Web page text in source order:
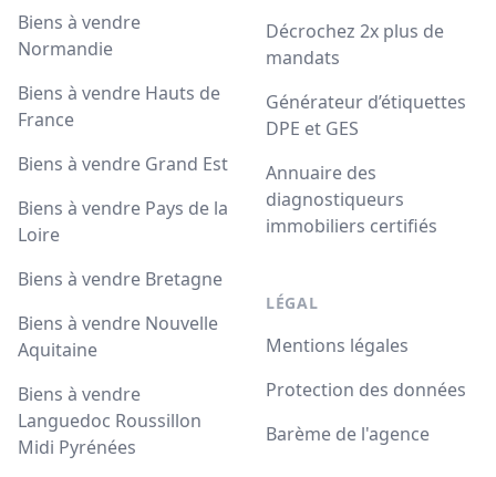
Biens à vendre
Normandie
Biens à vendre Hauts de
France
Biens à vendre Grand Est
Biens à vendre Pays de la
Loire
Biens à vendre Bretagne
Biens à vendre Nouvelle
Aquitaine
Biens à vendre
Languedoc Roussillon
Midi Pyrénées
Décrochez 2x plus de
mandats
Générateur d’étiquettes
DPE et GES
Annuaire des
diagnostiqueurs
immobiliers certifiés
LÉGAL
Mentions légales
Protection des données
Barème de l'agence